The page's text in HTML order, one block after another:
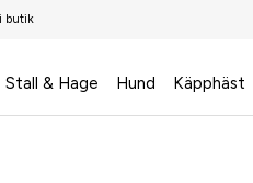
butik
Stall & Hage Hund Käpphäst